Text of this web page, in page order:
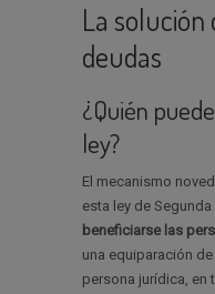
La solución
deudas
¿Quién
ley?
El mecanismo
esta ley de
beneficiarse las
una equiparación
persona jurídica, en